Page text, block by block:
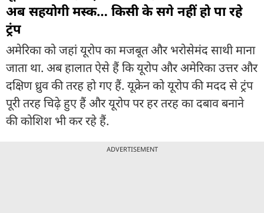
अब सहयोगी मस्क… किसी के सगे नहीं हो पा रहे
ट्रंप
अमेरिका को जहां यूरोप का मजबूत और भरोसेमंद साथी माना
जाता था. अब हालात ऐसे हैं कि यूरोप और अमेरिका उत्तर और
दक्षिण ध्रुव की तरह हो गए हैं. यूक्रेन को यूरोप की मदद से ट्रंप
पूरी तरह चिढ़े हुए हैं और यूरोप पर हर तरह का दबाव बनाने
की कोशिश भी कर रहे हैं.
ADVERTISEMENT